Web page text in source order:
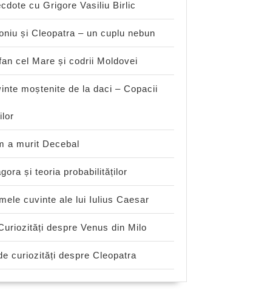
cu Grigore Vasiliu Birlic
și Cleopatra – un cuplu nebun
cel Mare și codrii Moldovei
moștenite de la daci – Copacii
a murit Decebal
și teoria probabilităților
cuvinte ale lui Iulius Caesar
despre Venus din Milo
curiozități despre Cleopatra